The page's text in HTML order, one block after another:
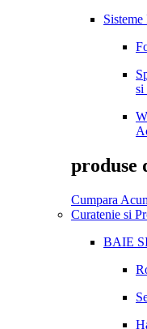
si
produse
Cumpara
Curatenie si
BAIE